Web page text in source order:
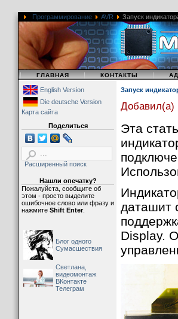
Программирование AVR Запуск
| ГЛАВНАЯ | КОНТАКТЫ |
English Version
Die deutsche Version
Карта сайта
Поделиться
Расширенный поиск
Нашли опечатку?
Пожалуйста, сообщите об
этом - просто выделите
ошибочное слово или фразу и
нажмите Shift Enter.
Блог одного
Сумасшествия
Светлана,
видеомонтаж
ВКонтакте
Телеграм
Запуск
Добавил(а)
Эта
даташит
Display.